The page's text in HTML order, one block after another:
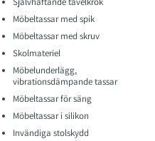
Dörrstopp inomhus
Självhäftande tavelkrok
Möbeltassar med spik
Möbeltassar med skruv
Skolmateriel
Möbelunderlägg,
vibrationsdämpande tassar
Möbeltassar för säng
Möbeltassar i silikon